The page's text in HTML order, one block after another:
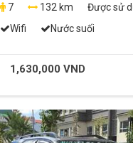
7
132 km Được sử
Wifi
Nước suối
1,630,000 VND